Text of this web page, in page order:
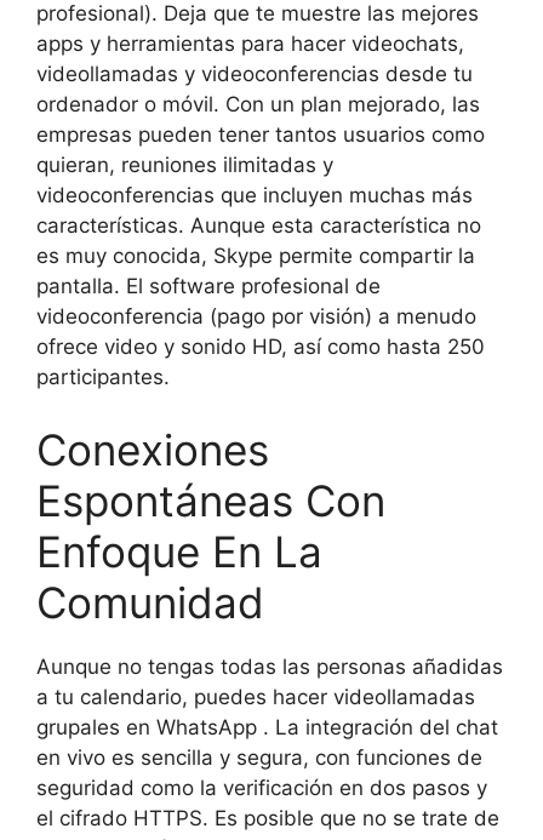
profesional). Deja que te muestre las mejores
apps y herramientas para hacer videochats,
videollamadas y videoconferencias desde tu
ordenador o móvil. Con un plan mejorado, las
empresas pueden tener tantos usuarios como
quieran, reuniones ilimitadas y
videoconferencias que incluyen muchas más
características. Aunque esta característica no
es muy conocida, Skype permite compartir la
pantalla. El software profesional de
videoconferencia (pago por visión) a menudo
ofrece video y sonido HD, así como hasta 250
participantes.
Conexiones
Espontáneas Con
Enfoque En La
Comunidad
Aunque no tengas todas las personas añadidas
a tu calendario, puedes hacer videollamadas
grupales en WhatsApp . La integración del chat
en vivo es sencilla y segura, con funciones de
seguridad como la verificación en dos pasos y
el cifrado HTTPS. Es posible que no se trate de